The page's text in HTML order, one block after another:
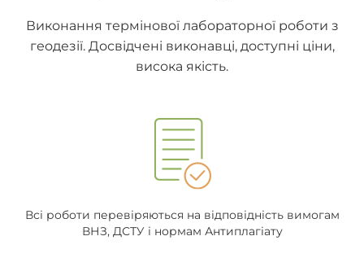
Виконання термінової лабораторної роботи з
геодезії. Досвідчені виконавці, доступні ціни,
висока якість.
Всі роботи перевіряються на відповідність вимогам
ВНЗ, ДСТУ і нормам Антиплагіату